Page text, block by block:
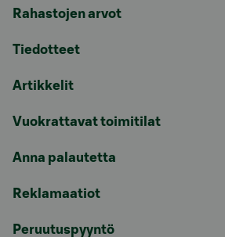
Rahastojen arvot
Tiedotteet
Artikkelit
Vuokrattavat toimitilat
Anna palautetta
Reklamaatiot
Peruutuspyyntö